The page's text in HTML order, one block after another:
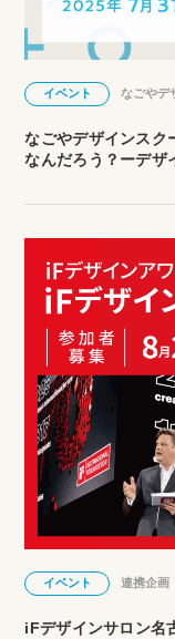
イベント なごやデ
なごやデザインスク
なんだろう？ーデザ
イベント 連携企画
iFデザインサロン名